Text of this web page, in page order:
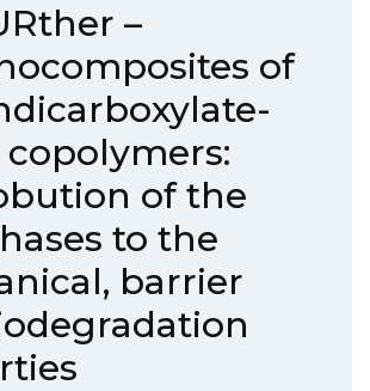
–
of
copolymers:
of the
to the
barrier